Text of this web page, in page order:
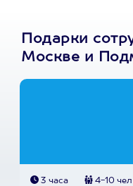
Подарки
Москве и
3 часа 4-10 чел